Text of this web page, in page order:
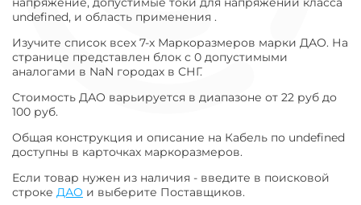
undefined, и область применения .
Изучите список всех 7-х Маркоразмеров марки ДАО. На
странице представлен блок с 0 допустимыми
аналогами в NaN городах в СНГ.
Стоимость ДАО варьируется в диапазоне от 22 руб до
100 руб.
Общая конструкция и описание на Кабель по undefined
доступны в карточках маркоразмеров.
Если товар нужен из наличия - введите в поисковой
строке ДАО и выберите Поставщиков.